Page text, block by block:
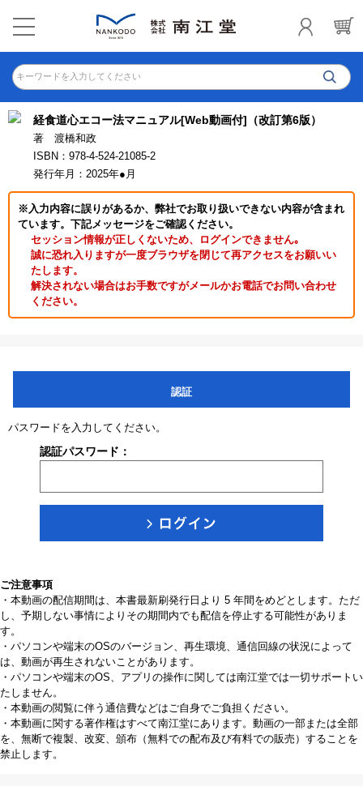
キーワードを入力してください
経食道心エコー法マニュアル[Web動画付]（改訂第6版）
著 渡橋和政
ISBN：978-4-524-21085-2
発行年月：2025年●月
※入力内容に誤りがあるか、弊社でお取り扱いできない内容が含まれ
ています。下記メッセージをご確認ください。
セッション情報が正しくないため、ログインできません｡
誠に恐れ入りますが一度ブラウザを閉じて再アクセスをお願いい
たします。
解決されない場合はお手数ですがメールかお電話でお問い合わせ
ください。
認証
パスワードを入力してください。
認証パスワード：
ご注意事項
・本動画の配信期間は、本書最新刷発行日より 5 年間をめどとします。ただ
し、予期しない事情によりその期間内でも配信を停止する可能性がありま
す。
・パソコンや端末のOSのバージョン、再生環境、通信回線の状況によって
は、動画が再生されないことがあります。
・パソコンや端末のOS、アプリの操作に関しては南江堂では一切サポートい
たしません。
・本動画の閲覧に伴う通信費などはご自身でご負担ください。
・本動画に関する著作権はすべて南江堂にあります。動画の一部または全部
を、無断で複製、改変、頒布（無料での配布及び有料での販売）することを
禁止します。